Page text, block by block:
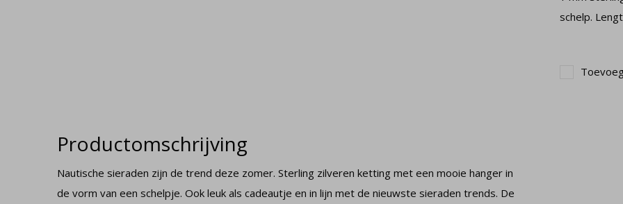
schelp.
Productomschrijving
Nautische sieraden zijn de trend deze zomer. Sterling zilveren ketting met een mooie hanger in
de vorm van een schelpje. Ook leuk als cadeautje en in lijn met de nieuwste sieraden trends. De